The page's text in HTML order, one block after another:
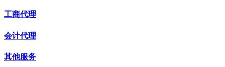
工商代理
会计代理
其他服务